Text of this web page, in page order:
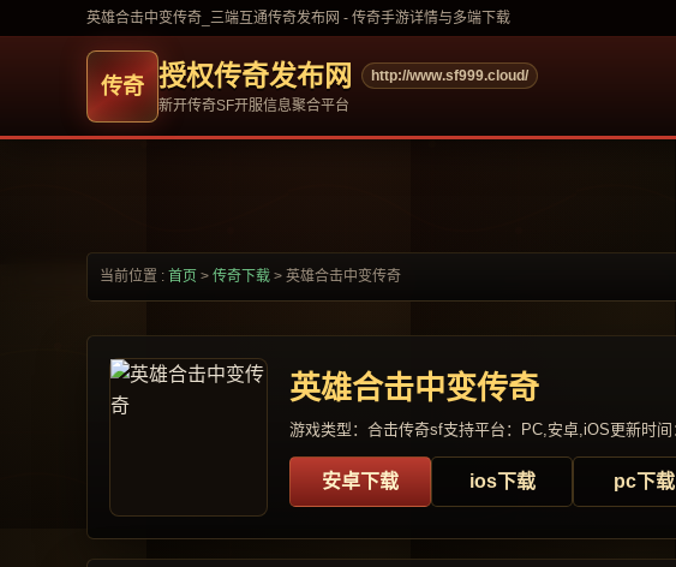
英雄合击中变传奇_三端互通传奇发布网 - 传奇手游详情与多端下载
授权传奇发布网
http://www.sf999.cloud/
新开传奇SF开服信息聚合平台
当前位置 : 首页 > 传奇下载 > 英雄合击中变传奇
英雄合击中变传奇
游戏类型：合击传奇sf支持平台：PC,安卓,iOS更新时间
安卓下载 ios下载 pc下载